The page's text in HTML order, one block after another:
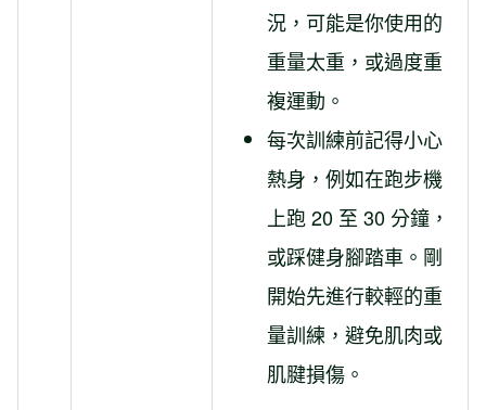
況，可能是你使用的
重量太重，或過度重
複運動。
每次訓練前記得小心
熱身，例如在跑步機
上跑 20 至 30 分鐘，
或踩健身腳踏車。剛
開始先進行較輕的重
量訓練，避免肌肉或
肌腱損傷。